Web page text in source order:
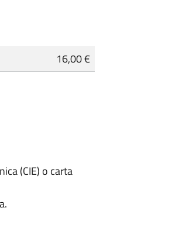
16,00 €
(CIE) o carta